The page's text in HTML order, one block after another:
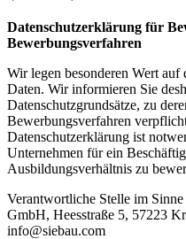
Datenschutzerklärung für
Bewerbungsverfahren
Wir legen besonderen Wert auf
Daten. Wir informieren Sie
Datenschutzgrundsätze, zu
Bewerbungsverfahren
Datenschutzerklärung ist
Unternehmen für ein
Ausbildungsverhältnis zu
Verantwortliche Stelle im Sinne
GmbH, Heesstraße 5, 57223
info@siebau.com